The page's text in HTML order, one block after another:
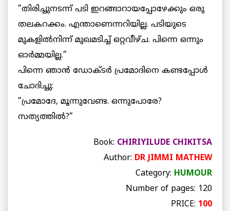
”തിരിച്ചുനടന്ന് പടി ഇറങ്ങാറായപ്പോഴേക്കും ഒരു
തലകറക്കം. എന്താണെന്നറിയില്ല. പടിയുടെ
മുകളില്‍നിന്ന് മുഖമടിച്ച് ഒറ്റവീഴ്ച. പിന്നെ ഒന്നും
ഓര്‍മ്മയില്ല.”
പിന്നെ ഞാന്‍ ഡോക്ടര്‍ പ്രമോദിനെ കണ്ടപ്പോള്‍
ചോദിച്ചു:
”പ്രമോദേ, മൂന്നുവേണ്ട. ഒന്നുപോരേ?
സത്യത്തില്‍?”
Book: CHIRIYILUDE CHIKITSA
Author: DR JIMMI MATHEW
Category: HUMOUR
Number of pages: 120
PRICE: 100